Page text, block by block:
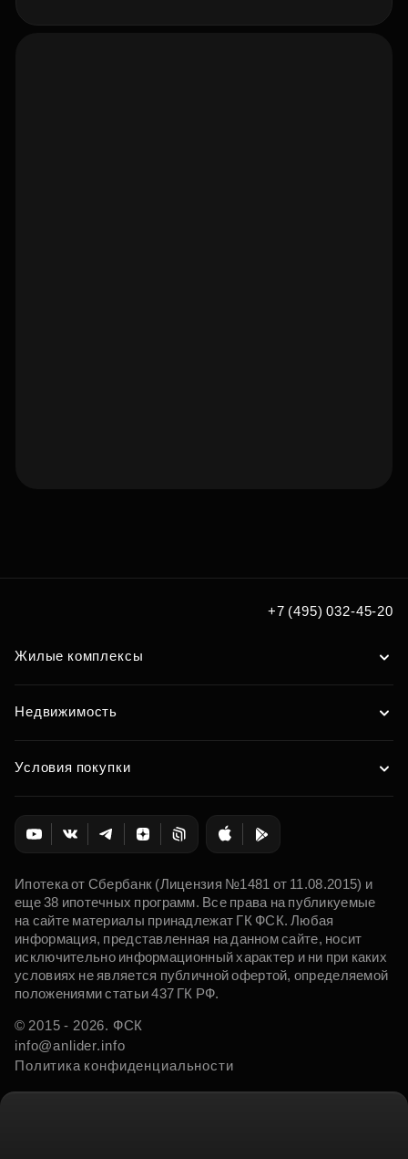
+7 (495) 032-45-20
Жилые комплексы
Недвижимость
Условия покупки
Ипотека от Сбербанк (Лицензия №1481 от 11.08.2015) и
еще 38 ипотечных программ. Все права на публикуемые
на сайте материалы принадлежат ГК ФСК. Любая
информация, представленная на данном сайте, носит
исключительно информационный характер и ни при каких
условиях не является публичной офертой, определяемой
положениями статьи 437 ГК РФ.
© 2015 - 2026. ФСК
info@anlider.info
Политика конфиденциальности